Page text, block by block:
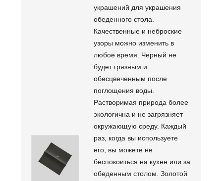
украшений для украшения
обеденного стола.
Качественные и неброские
узоры можно изменить в
любое время. Черный не
будет грязным и
обесцвеченным после
поглощения воды.
Растворимая природа более
экологична и не загрязняет
окружающую среду. Каждый
раз, когда вы используете
его, вы можете не
беспокоиться на кухне или за
обеденным столом. Золотой